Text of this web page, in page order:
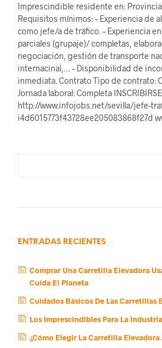
Imprescindible residente en:
Requisitos mínimos: – Experiencia de
como jefe/a de tráfico. – Experiencia
parciales (grupaje)/ completas,
negociación, gestión de transporte
internacinal,… – Disponibilidad de
inmediata. Contrato Tipo de contrato:
Jornada laboral: Completa
http://www.infojobs.net/sevilla/jefe-
i4d6015773f43728ee205083868f27d
ENTRADAS RECIENTES
Comprar Una Carretilla Elevadora
Cuida El Planeta
Cuidados Básicos De Las Carretillas
Los Imprescindibles Para La Industria
¿Cómo Elegir La Carretilla Elevadora